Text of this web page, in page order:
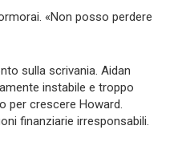
«Non posso perdere
sulla scrivania. Aidan
instabile e troppo
per crescere Howard.
finanziarie irresponsabili.